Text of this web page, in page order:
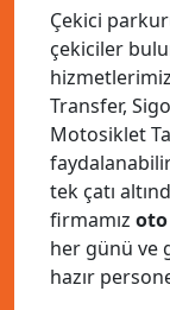
Çekici
çekiciler
Transfer,
Motosiklet
tek çatı
firmamız oto
her günü ve
hazır